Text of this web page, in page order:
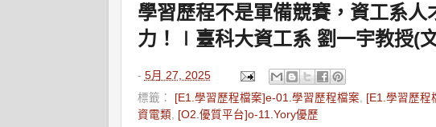
學習歷程不是軍備競賽，資工系
力！∣臺科大資工系 劉一宇教授(
- 5月 27, 2025
標籤：
[E1.學習歷程檔案]e-01.學習歷程檔案, [E1.學習歷程
資電類, [O2.優質平台]o-11.Yory優歷